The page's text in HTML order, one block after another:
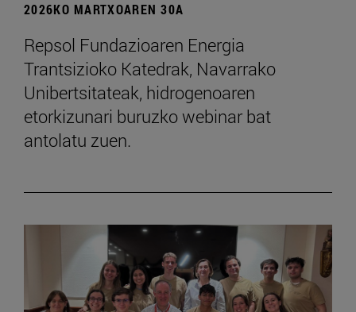
2026KO MARTXOAREN 30A
Repsol Fundazioaren Energia
Trantsizioko Katedrak, Navarrako
Unibertsitateak, hidrogenoaren
etorkizunari buruzko webinar bat
antolatu zuen.